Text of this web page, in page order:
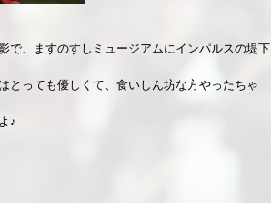
で、ますのすしミュージアムにインパルスの堤下
とっても優しくて、食いしん坊な方やったちゃ
♪